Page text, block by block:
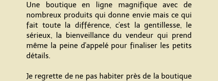
Une boutique en ligne magnifique avec de
nombreux produits qui donne envie mais ce qui
fait toute la différence, c'est la gentillesse, le
sérieux, la bienveillance du vendeur qui prend
même la peine d'appelé pour finaliser les petits
détails.
Je regrette de ne pas habiter près de la boutique